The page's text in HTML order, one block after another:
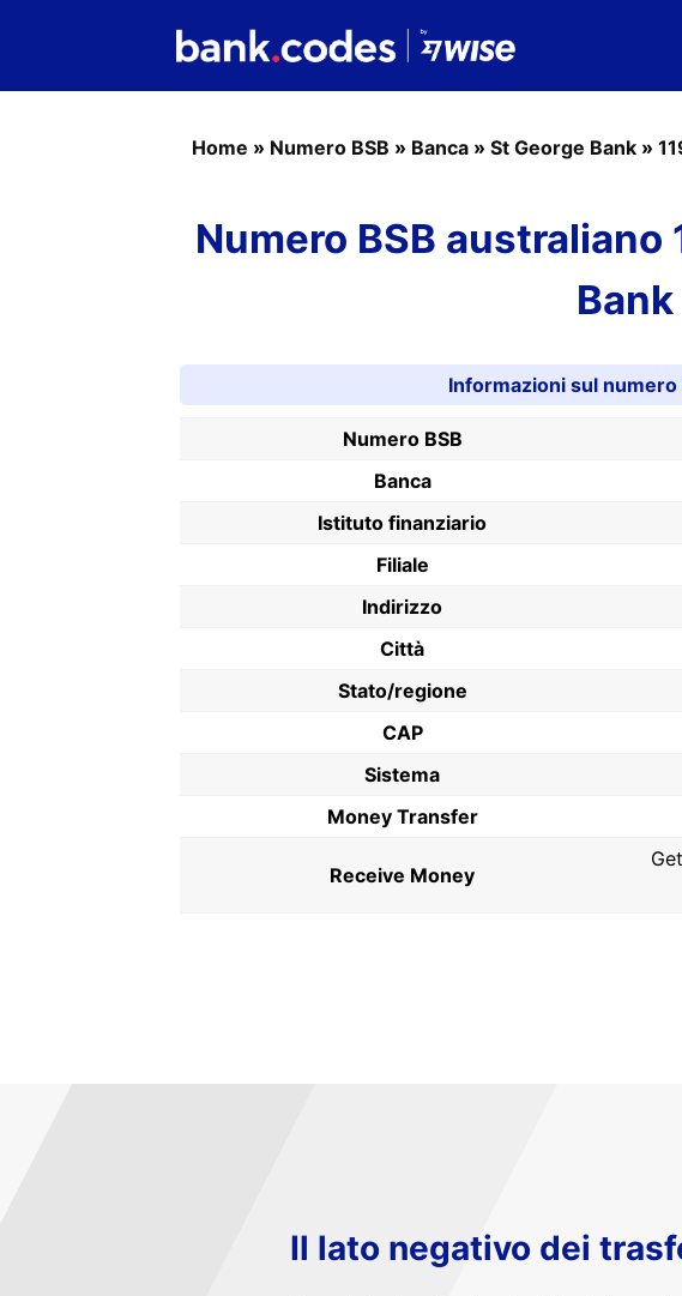
Home » Numero BSB » Banca » St George Bank »
Numero BSB australiano
Bank
Informazioni sul numero
Numero BSB
Banca
Istituto finanziario
Filiale
Indirizzo
Città
Stato/regione
CAP
Sistema
Money Transfer
Receive Money
Il lato negativo dei